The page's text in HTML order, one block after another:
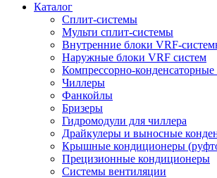
Каталог
Сплит-системы
Мульти сплит-системы
Внутренние блоки VRF-
Наружные блоки VRF cистем
Компрессорно-
Чиллеры
Фанкойлы
Бризеры
Гидромодули для чиллера
Драйкулеры и выносные
Крышные кондиционеры
Прецизионные кондиционеры
Системы вентиляции